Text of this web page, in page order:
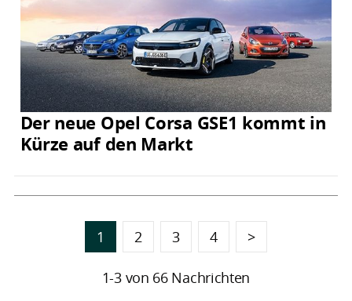
Der neue Opel Corsa GSE1 kommt in
Kürze auf den Markt
1 2 3 4 >
1-3 von 66 Nachrichten